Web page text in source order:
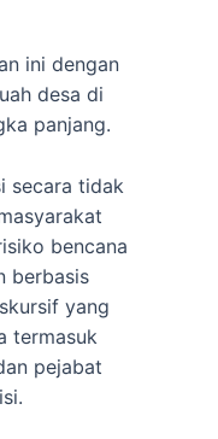
ini dengan
desa di
panjang.
secara tidak
bencana
berbasis
yang
termasuk
pejabat